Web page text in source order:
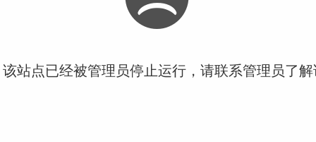
站点已经被管理员停止运行，请联系管理员了